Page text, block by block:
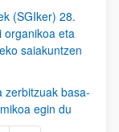
(SGIker) 28.
organikoa eta
saiakuntzen
zerbitzuak basa-
egin du